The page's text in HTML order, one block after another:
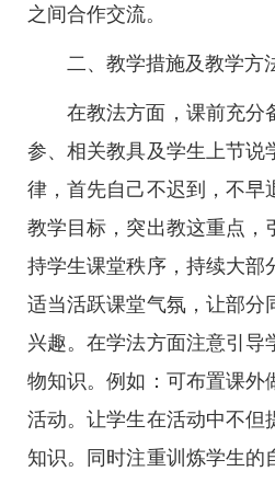
之间合作交流。
二、教学措施及教学方
在教法方面，课前充分
参、相关教具及学生上节说
律，首先自己不迟到，不早
教学目标，突出教这重点，
持学生课堂秩序，持续大部
适当活跃课堂气氛，让部分
兴趣。在学法方面注意引导
物知识。例如：可布置课外
活动。让学生在活动中不但
知识。同时注重训炼学生的